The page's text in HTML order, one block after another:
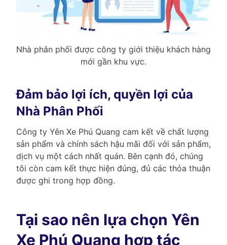
Nhà phân phối được công ty giới thiệu khách hàng
mới gần khu vực.
Đảm bảo lợi ích, quyền lợi của
Nhà Phân Phối
Công ty Yên Xe Phú Quang cam kết về chất lượng
sản phẩm và chính sách hậu mãi đối với sản phẩm,
dịch vụ một cách nhất quán. Bên cạnh đó, chúng
tôi còn cam kết thực hiện đúng, đủ các thỏa thuận
được ghi trong hợp đồng.
Tại sao nên lựa chọn Yên
Xe Phú Quang hợp tác